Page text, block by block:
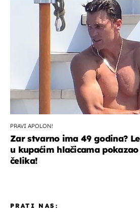
PRAVI APOLON!
Zar stvarno ima 49 godina?
u kupaćim hlačicama
čelika!
PRATI NAS: